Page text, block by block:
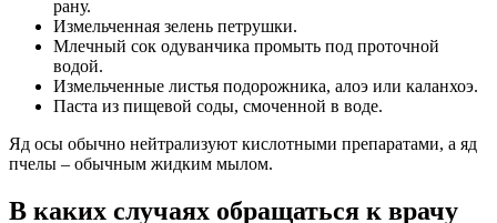
рану.
Измельченная зелень петрушки.
Млечный сок одуванчика промыть под проточной
водой.
Измельченные листья подорожника, алоэ или каланхоэ.
Паста из пищевой соды, смоченной в воде.
Яд осы обычно нейтрализуют кислотными препаратами, а яд
пчелы – обычным жидким мылом.
В каких случаях обращаться к врачу